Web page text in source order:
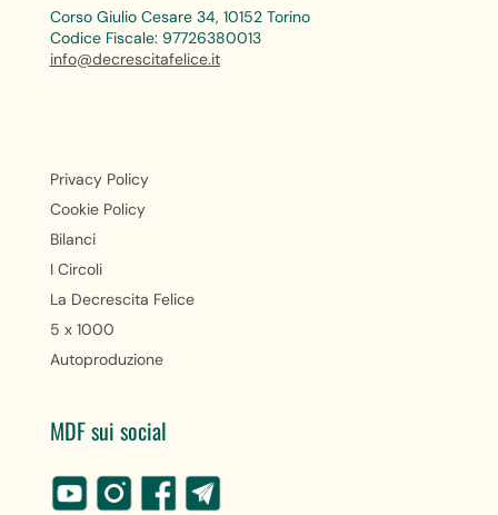
Corso Giulio Cesare 34, 10152 Torino
Codice Fiscale: 97726380013
info@decrescitafelice.it
Privacy Policy
Cookie Policy
Bilanci
I Circoli
La Decrescita Felice
5 x 1000
Autoproduzione
MDF sui social